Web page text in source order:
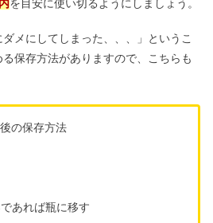
を目安に使い切るようにしましょう。
メにしてしまった、、、」というこ
保存方法がありますので、こちらも
の保存方法
あれば瓶に移す